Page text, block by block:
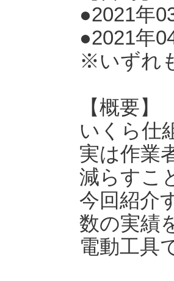
●2021年
●2021年
※いずれ
【概要】
いくら仕
実は作業
減らすこ
今回紹介
数の実績
電動工具